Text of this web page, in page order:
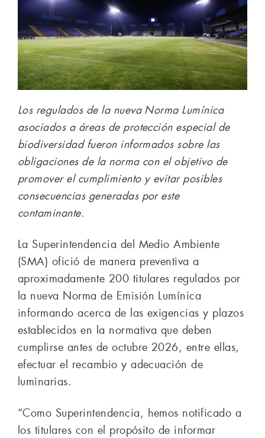
Los regulados de la nueva Norma Lumínica
asociados a áreas de protección especial de
biodiversidad fueron informados sobre las
obligaciones de la norma con el objetivo de
promover el cumplimiento y evitar posibles
consecuencias generadas por este
contaminante.
La Superintendencia del Medio Ambiente
(SMA) ofició de manera preventiva a
aproximadamente 200 titulares regulados por
la nueva Norma de Emisión Lumínica
informando acerca de las exigencias y plazos
establecidos en la normativa que deben
cumplirse antes de octubre 2026, entre ellas,
efectuar el recambio y adecuación de
luminarias.
“Como Superintendencia, hemos notificado a
los titulares con el propósito de informar